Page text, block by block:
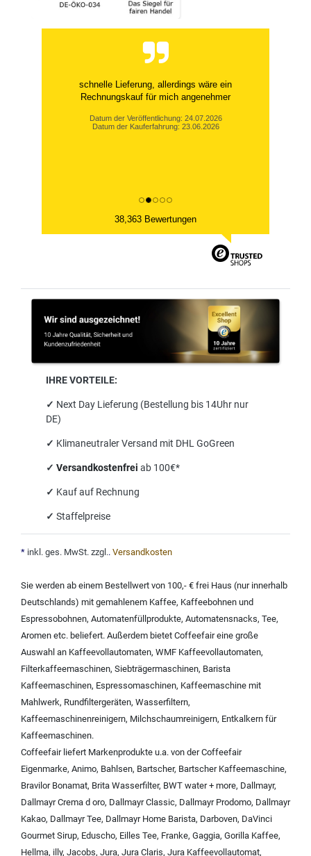
schnelle Lieferung, allerdings wäre ein
Rechnungskauf für mich angenehmer
Datum der Veröffentlichung: 24.07.2026
Datum der Kauferfahrung: 23.06.2026
38,363 Bewertungen
IHRE VORTEILE:
✓ Next Day Lieferung (Bestellung bis 14Uhr nur
DE)
✓ Klimaneutraler Versand mit DHL GoGreen
✓ Versandkostenfrei ab 100€*
✓ Kauf auf Rechnung
✓ Staffelpreise
* inkl. ges. MwSt. zzgl.. Versandkosten
Sie werden ab einem Bestellwert von 100,- € frei Haus (nur innerhalb
Deutschlands) mit gemahlenem Kaffee, Kaffeebohnen und
Espressobohnen, Automatenfüllprodukte, Automatensnacks, Tee,
Aromen etc. beliefert. Außerdem bietet Coffeefair eine große
Auswahl an Kaffeevollautomaten, WMF Kaffeevollautomaten,
Filterkaffeemaschinen, Siebträgermaschinen, Barista
Kaffeemaschinen, Espressomaschinen, Kaffeemaschine mit
Mahlwerk, Rundfiltergeräten, Wasserfiltern,
Kaffeemaschinenreinigern, Milchschaumreinigern, Entkalkern für
Kaffeemaschinen.
Coffeefair liefert Markenprodukte u.a. von derCoffeefair
Eigenmarke, Animo, Bahlsen, Bartscher, Bartscher Kaffeemaschine,
Bravilor Bonamat, Brita Wasserfilter, BWT water + more, Dallmayr,
Dallmayr Crema d oro, Dallmayr Classic, Dallmayr Prodomo, Dallmayr
Kakao, Dallmayr Tee, Dallmayr Home Barista, Darboven, DaVinci
Gourmet Sirup, Eduscho, Eilles Tee, Franke, Gaggia, Gorilla Kaffee,
Hellma, illy, Jacobs, Jura, Jura Claris, Jura Kaffeevollautomat,